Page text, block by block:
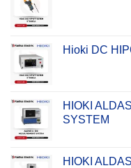
Hioki DC
HIOKI
SYSTEM
HIOKI